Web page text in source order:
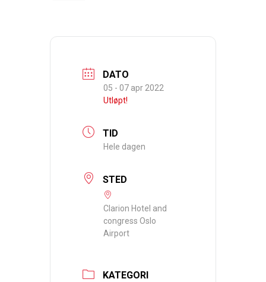
DATO
05 - 07 apr 2022
Utløpt!
TID
Hele dagen
STED
Clarion Hotel and
congress Oslo
Airport
KATEGORI